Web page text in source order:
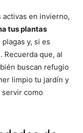
activas en invierno,
tus plantas
y, si es
Recuerda que, al
buscan refugio
limpio tu jardín y
como